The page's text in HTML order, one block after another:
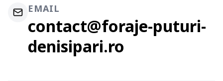
EMAIL
contact@foraje-puturi-
denisipari.ro